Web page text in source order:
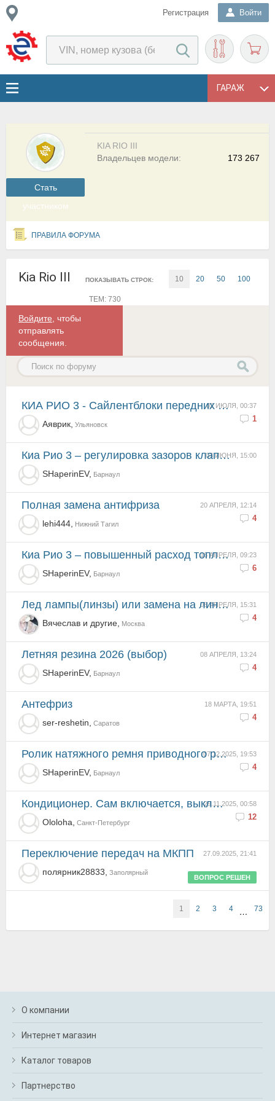
Регистрация Войти
ГАРАЖ
Cтать
участником
KIA RIO III
173 267
Владельцев модели:
ПРАВИЛА ФОРУМА
Kia Rio III ПОКАЗЫВАТЬ СТРОК: 10 20 50 100
ТЕМ: 730
Войдите , чтобы
отправлять
сообщения.
02 ИЮЛЯ, 00:37
1
КИА РИО 3 - Сайлентблоки передних рычагов
Аяврик, Ульяновск
03 ИЮНЯ, 15:00
Киа Рио 3 – регулировка зазоров клапанов
SHaperinEV, Барнаул
20 АПРЕЛЯ, 12:14
4
полная замена антифриза
lehi444, Нижний Тагил
16 АПРЕЛЯ, 09:23
6
Киа Рио 3 – повышенный расход топлива
SHaperinEV, Барнаул
08 АПРЕЛЯ, 15:31
4
Лед лампы(линзы) или замена на линзованые фары?
Вячеслав и другие, Москва
08 АПРЕЛЯ, 13:24
4
Летняя резина 2026 (выбор)
SHaperinEV, Барнаул
18 МАРТА, 19:51
4
антефриз
ser-reshetin, Саратов
07.12.2025, 19:53
4
Ролик натяжного ремня приводного ремня
SHaperinEV, Барнаул
29.11.2025, 00:58
12
Кондиционер. Сам включается, выключается.
Ololoha, Санкт-Петербург
27.09.2025, 21:41
Переключение передач на МКПП
полярник28833, Заполярный
ВОПРОС РЕШЕН
1 2 3 4 … 73
О компании
Интернет магазин
Каталог товаров
Партнерство